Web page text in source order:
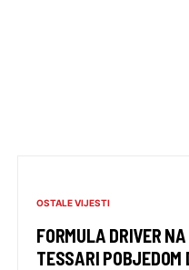
OSTALE VIJESTI
FORMULA DRIVER
TESSARI POBJEDOM